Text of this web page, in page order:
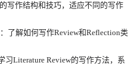
写作结构和技巧，适应不同的写作
了解如何写作Review和Reflection类
习Literature Review的写作方法，系